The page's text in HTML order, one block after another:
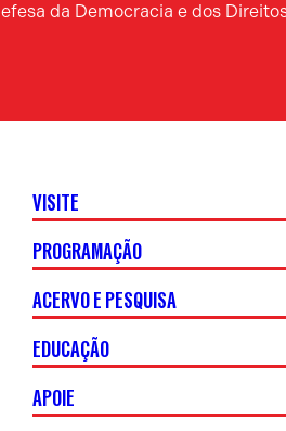
da Democracia e dos
VISITE
PROGRAMAÇÃO
ACERVO E PESQUISA
EDUCAÇÃO
APOIE